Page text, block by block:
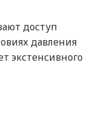
доступ
давления
экстенсивного